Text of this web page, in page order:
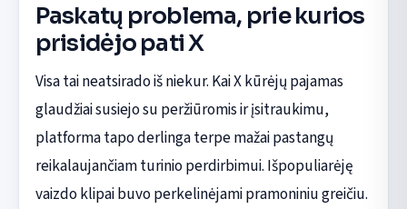
Paskatų problema, prie kurios
prisidėjo pati X
Visa tai neatsirado iš niekur. Kai X kūrėjų pajamas
glaudžiai susiejo su peržiūromis ir įsitraukimu,
platforma tapo derlinga terpe mažai pastangų
reikalaujančiam turinio perdirbimui. Išpopuliarėję
vaizdo klipai buvo perkelinėjami pramoniniu greičiu.